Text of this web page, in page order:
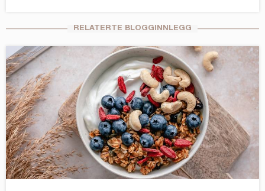
RELATERTE BLOGGINNLEGG